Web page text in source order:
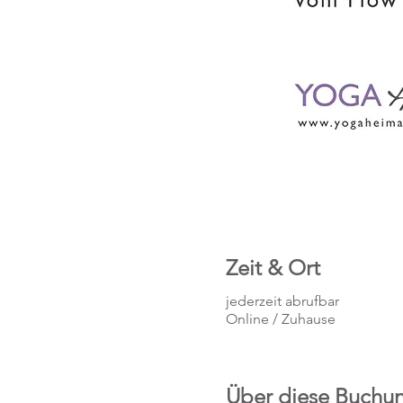
Zeit & Ort
jederzeit abrufbar
Online / Zuhause
Über diese